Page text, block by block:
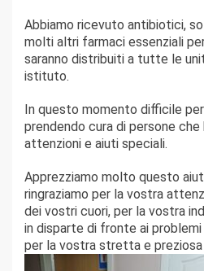
Abbiamo ricevuto antibiotici,
molti altri farmaci essenziali
saranno distribuiti a tutte le
istituto.
In questo momento difficile
prendendo cura di persone che
attenzioni e aiuti speciali.
Apprezziamo molto questo
ringraziamo per la vostra
dei vostri cuori, per la vostra
in disparte di fronte ai problemi
per la vostra stretta e